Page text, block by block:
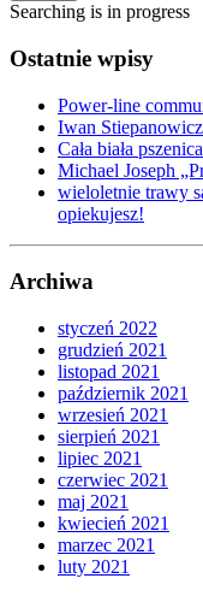
Searching is in progress
Ostatnie wpisy
Power-line
Iwan
Cała biała
Michael Joseph
wieloletnie trawy
opiekujesz!
Archiwa
styczeń 2022
grudzień 2021
listopad 2021
październik 2021
wrzesień 2021
sierpień 2021
lipiec 2021
czerwiec 2021
maj 2021
kwiecień 2021
marzec 2021
luty 2021